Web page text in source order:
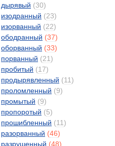
дырявый (30)
изодранный (23)
изорванный (22)
ободранный (37)
оборванный (33)
порванный (21)
пробитый (17)
продырявленный (11)
проломленный (9)
промытый (9)
пропоротый (5)
прошибленный (11)
разорванный (46)
разрушенный (48)